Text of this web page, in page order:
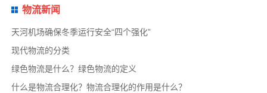
物流新闻
天河机场确保冬季运行安全“四个强化”
现代物流的分类
绿色物流是什么？绿色物流的定义
什么是物流合理化？物流合理化的作用是什么？